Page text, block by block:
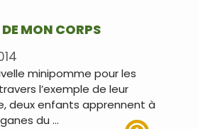
MON CORPS
minipomme pour les
l’exemple de leur
deux enfants apprennent à
du …